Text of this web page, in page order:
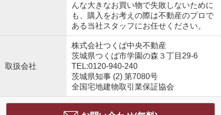
んな大きなお買い物で失敗しないために
も、購入をお考えの際は不動産のプロで
ある当社スタッフにお任せください。
取扱会社
株式会社つくば中央不動産
茨城県つくば市学園の森３丁目29-6
TEL:0120-940-240
茨城県知事 (2) 第7080号
全国宅地建物取引業保証協会